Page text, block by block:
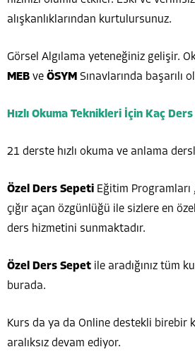
alışkanlıklarından kurtulursunuz.
Görsel Algılama yeteneğiniz gelişir.
MEB ve ÖSYM Sınavlarında başarılı
Hızlı Okuma Teknikleri İçin Kaç
21 derste hızlı okuma ve anlama
Özel Ders Sepeti Eğitim
çığır açan özgünlüğü ile sizlere en
ders hizmetini sunmaktadır.
Özel Ders Sepet ile aradığınız tüm
burada.
Kurs da ya da Online destekli birebir
aralıksız devam ediyor.